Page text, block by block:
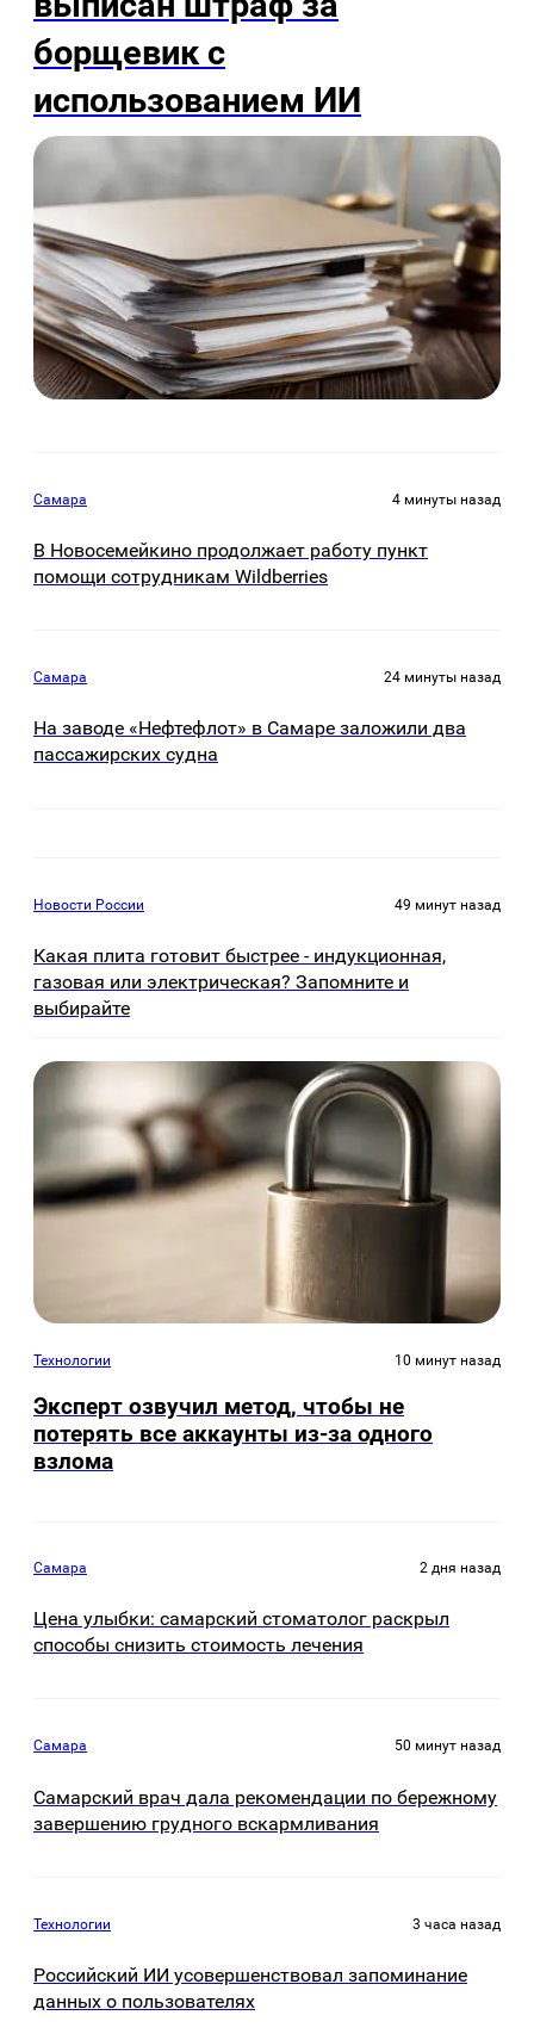
борщевик с
использованием ИИ
Самара 4 минуты назад
В Новосемейкино продолжает работу пункт
помощи сотрудникам Wildberries
Самара 24 минуты назад
На заводе «Нефтефлот» в Самаре заложили два
пассажирских судна
Новости России 49 минут назад
Какая плита готовит быстрее - индукционная,
газовая или электрическая? Запомните и
выбирайте
Технологии 10 минут назад
Эксперт озвучил метод, чтобы не
потерять все аккаунты из-за одного
взлома
Самара 2 дня назад
Цена улыбки: самарский стоматолог раскрыл
способы снизить стоимость лечения
Самара 50 минут назад
Самарский врач дала рекомендации по бережному
завершению грудного вскармливания
Технологии 3 часа назад
Российский ИИ усовершенствовал запоминание
данных о пользователях